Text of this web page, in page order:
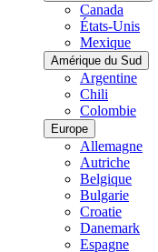
Canada
États-Unis
Mexique
Amérique du Sud
Argentine
Chili
Colombie
Europe
Allemagne
Autriche
Belgique
Bulgarie
Croatie
Danemark
Espagne